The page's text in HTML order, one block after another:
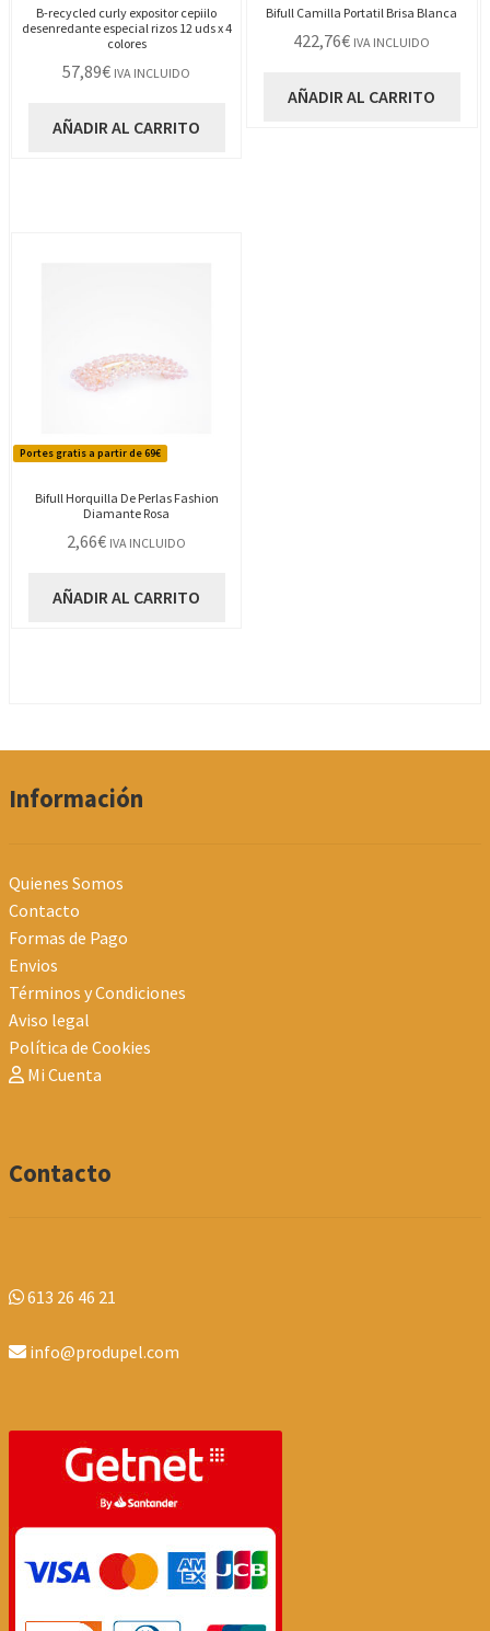
B-recycled curly expositor cepiilo
desenredante especial rizos 12 uds x 4
colores
57,89€ IVA INCLUIDO
AÑADIR AL CARRITO
Bifull Camilla Portatil Brisa Blanca
422,76€ IVA INCLUIDO
AÑADIR AL CARRITO
Portes gratis a partir de 69€
Bifull Horquilla De Perlas Fashion
Diamante Rosa
2,66€ IVA INCLUIDO
AÑADIR AL CARRITO
Información
Quienes Somos
Contacto
Formas de Pago
Envios
Términos y Condiciones
Aviso legal
Política de Cookies
Mi Cuenta
Contacto
613 26 46 21
info@produpel.com